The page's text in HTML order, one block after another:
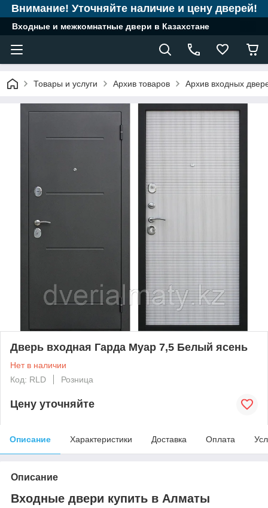
Внимание! Уточняйте наличие и цену дверей!
Входные и межкомнатные двери в Казахстане
Товары и услуги Архив товаров Архив входных
Дверь входная Гарда Муар 7,5 Белый ясень
Нет в наличии
Код: RLD
Розница
Цену уточняйте
Описание Характеристики Доставка Оплата
Описание
Входные двери купить в Алматы